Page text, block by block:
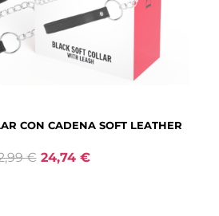
CON CADENA SOFT LEATHER
€ 24,74 €